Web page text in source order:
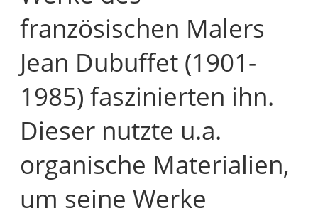
französischen Malers
Jean Dubuffet (1901-
1985) faszinierten ihn.
Dieser nutzte u.a.
organische Materialien,
um seine Werke